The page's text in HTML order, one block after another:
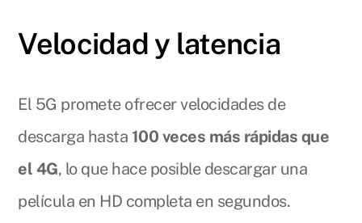
Velocidad y latencia
El 5G promete ofrecer velocidades de
descarga hasta 100 veces más rápidas que
el 4G, lo que hace posible descargar una
película en HD completa en segundos.